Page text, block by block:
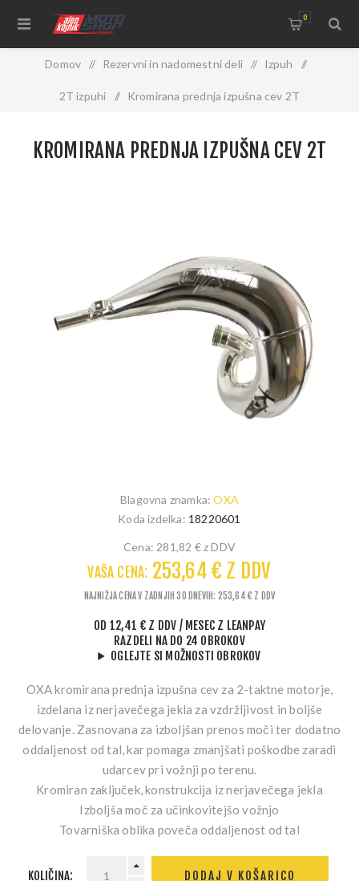
0
Domov / Rezervni in nadomestni deli / Izpuh /
2T izpuhi / Kromirana prednja izpušna cev 2T
KROMIRANA PREDNJA IZPUŠNA CEV 2T
Blagovna znamka: OXA
Koda izdelka: 18220601
Cena: 281,82 € z DDV
VAŠA CENA: 253,64 € Z DDV
NAJNIŽJA CENA V ZADNJIH 30 DNEVIH: 253,64 € Z DDV
OD 12,41 € Z DDV / MESEC Z LEANPAY
RAZDELI NA DO 24 OBROKOV
OGLEJTE SI MOŽNOSTI OBROKOV
OXA kromirana prednja izpušna cev za 2-taktne motorje,
izdelana iz nerjavečega jekla za vzdržljivost in boljše
delovanje. Zasnovana za izboljšan prenos moči ter dodatno
oddaljenost od tal, kar pomaga zmanjšati poškodbe zaradi
udarcev pri vožnji po terenu.
Kromiran zaključek, konstrukcija iz nerjavečega jekla
Izboljša moč za učinkovitejšo vožnjo
Tovarniška oblika poveča oddaljenost od tal
KOLIČINA: DODAJ V KOŠARICO